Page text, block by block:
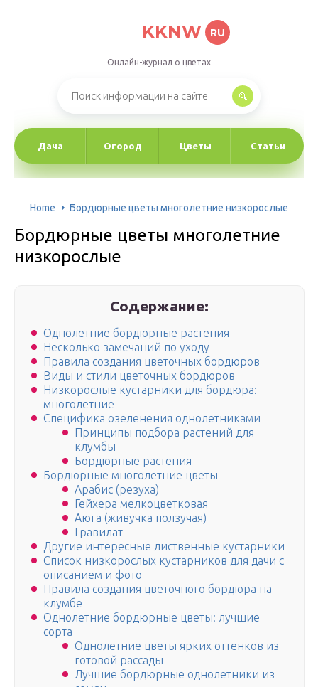
KKNW RU
Онлайн-журнал о цветах
Дача Огород Цветы Статьи
Home Бордюрные цветы многолетние низкорослые
Бордюрные цветы многолетние
низкорослые
Содержание:
Однолетние бордюрные растения
Несколько замечаний по уходу
Правила создания цветочных бордюров
Виды и стили цветочных бордюров
Низкорослые кустарники для бордюра:
многолетние
Специфика озеленения однолетниками
Принципы подбора растений для
клумбы
Бордюрные растения
Бордюрные многолетние цветы
Арабис (резуха)
Гейхера мелкоцветковая
Аюга (живучка ползучая)
Гравилат
Другие интересные лиственные кустарники
Список низкорослых кустарников для дачи с
описанием и фото
Правила создания цветочного бордюра на
клумбе
Однолетние бордюрные цветы: лучшие
сорта
Однолетние цветы ярких оттенков из
готовой рассады
Лучшие бордюрные однолетники из